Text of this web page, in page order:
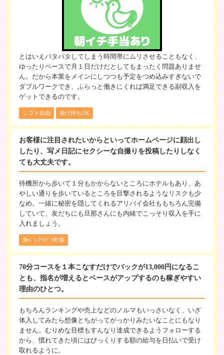
とはいえバタバタしてしまう時間帯にムリさせることもなく、
ゆったりペースで月１日だけだとしてもまったく問題ありませ
ん。だから本業をメインにしつつも予定をつめ込みすぎないで
ダブルワークでき、ふらっと働きにくれば満足できる副収入を
ゲットできるのです。
シフト自由 掛け持ちOK
お客様に注目されたいからといってホームページに顔出し
したり、写メ日記にセクシーな自撮りを投稿したりしなく
ても大丈夫です。
待機所から歩いて１分もかからないところにホテルもあり、あ
やしい通りを歩いているところを目撃されるようなリスクも少
なめ。一緒に秘密を隠してくれるアリバイ会社ももちろん完備
していて、友だちにも旦那さんにも内緒でこっそり収入を手に
入れましょう。
身ﾊﾞﾚ/ｱﾘﾊﾞｲ対策
70分コースを１本こなすだけでバックが13,000円になるこ
とも、指名が増えるとベースがアップするのも稼ぎやすい
理由のひとつ。
もちろんランキングや売上などのノルマもいっさいなく、いざ
体入してみたら想像とちがってがっかりみたいなことにもなり
ません。むりめな目標もすんなり達成できるようフォローする
から、慣れてきた頃にはびっくりする額の給与を日払いで受け
取れるように。